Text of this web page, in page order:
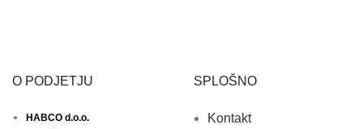
O PODJETJU
HABCO d.o.o.
SPLOŠNO
Kontakt